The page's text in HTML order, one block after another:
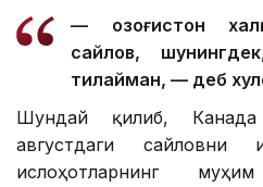
— Қозоғистон
сайлов,
тилайман, — деб
Шундай қилиб,
августдаги сайловни
ислоҳотларнинг